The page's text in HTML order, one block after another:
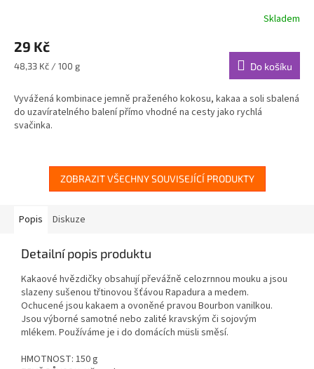
Skladem
29 Kč
Měrná
48,33 Kč / 100 g Do košíku
Vyvážená kombinace jemně praženého kokosu, kakaa a soli sbalená
do uzavíratelného balení přímo vhodné na cesty jako rychlá
svačinka.
ZOBRAZIT VŠECHNY SOUVISEJÍCÍ PRODUKTY
Popis Diskuze
Detailní popis produktu
Kakaové hvězdičky obsahují převážně celozrnnou mouku a jsou
slazeny sušenou třtinovou šťávou Rapadura a medem.
Ochucené jsou kakaem a ovoněné pravou Bourbon vanilkou.
Jsou výborné samotné nebo zalité kravským či sojovým
mlékem. Používáme je i do domácích müsli směsí.
HMOTNOST: 150 g